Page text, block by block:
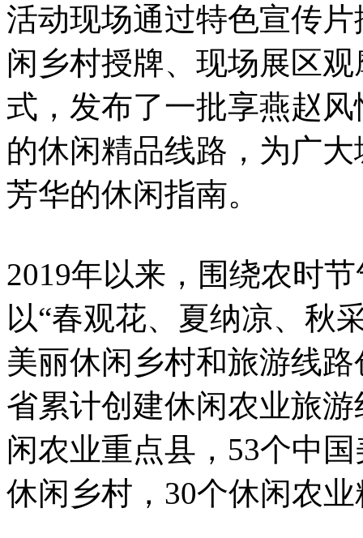
活动现场通过特色宣传
闲乡村授牌、现场展区
式，发布了一批享燕赵
的休闲精品线路，为广
芳华的休闲指南。
2019年以来，围绕农时
以“春观花、夏纳凉、秋
美丽休闲乡村和旅游线
省累计创建休闲农业旅
闲农业重点县，53个中
休闲乡村，30个休闲农